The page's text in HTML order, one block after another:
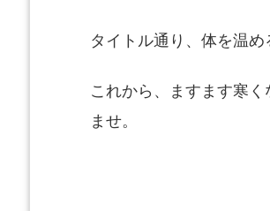
タイトル通り、体を温め
これから、ますます寒
ませ。